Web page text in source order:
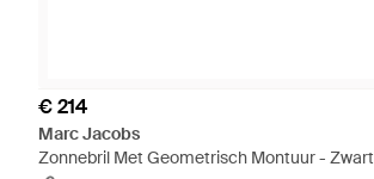
€ 214
Marc Jacobs
Zonnebril Met Geometrisch Montuur - Zwart